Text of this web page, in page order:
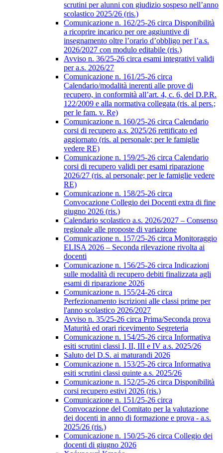
scrutini per alunni con giudizio sospeso nell’anno
scolastico 2025/26 (ris.)
Comunicazione n. 162/25-26 circa Disponibilità
a ricoprire incarico per ore aggiuntive di
insegnamento oltre l’orario d’obbligo per l’a.s.
2026/2027 con modulo editabile (ris.)
Avviso n. 36/25-26 circa esami integrativi validi
per a.s. 2026/27
Comunicazione n. 161/25-26 circa
Calendario/modalità inerenti alle prove di
recupero, in conformità all’art. 4, c. 6, del D.P.R.
122/2009 e alla normativa collegata (ris. al pers.;
per le fam. v. Re)
Comunicazione n. 160/25-26 circa Calendario
corsi di recupero a.s. 2025/26 rettificato ed
aggiornato (ris. al personale; per le famiglie
vedere RE)
Comunicazione n. 159/25-26 circa Calendario
corsi di recupero validi per esami riparazione
2026/27 (ris. al personale; per le famiglie vedere
RE)
Comunicazione n. 158/25-26 circa
Convocazione Collegio dei Docenti extra di fine
giugno 2026 (ris.)
Calendario scolastico a.s. 2026/2027 – Consenso
regionale alle proposte di variazione
Comunicazione n. 157/25-26 circa Monitoraggio
ELISA 2026 – Seconda rilevazione rivolta ai
docenti
Comunicazione n. 156/25-26 circa Indicazioni
sulle modalità di recupero debiti finalizzata agli
esami di riparazione 2026
Comunicazione n. 155/24-26 circa
Perfezionamento iscrizioni alle classi prime per
l'anno scolastico 2026/2027
Avviso n. 35/25-26 circa Prima/Seconda prova
Maturità ed orari ricevimento Segreteria
Comunicazione n. 154/25-26 circa Informativa
esiti scrutini classi I, II, III e IV a.s. 2025/26
Saluto del D.S. ai maturandi 2026
Comunicazione n. 153/25-26 circa Informativa
esiti scrutini classi quinte a.s. 2025/26
Comunicazione n. 152/25-26 circa Disponibilità
corsi recupero estivi 2026 (ris.)
Comunicazione n. 151/25-26 circa
Convocazione del Comitato per la valutazione
dei docenti in anno di formazione e prova - a.s.
2025/26 (ris.)
Comunicazione n. 150/25-26 circa Collegio dei
docenti di giugno 2026